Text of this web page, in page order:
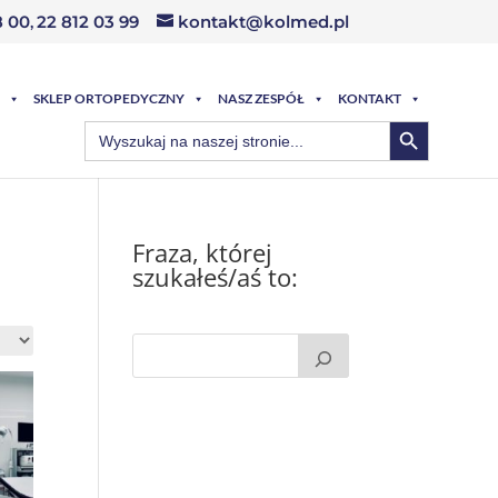
00,22 812 03 99 kontakt@kolmed.pl
SKLEP ORTOPEDYCZNY NASZ ZESPÓŁ KONTAKT
Search
for:
Search Button
Fraza, której
szukałeś/aś to: